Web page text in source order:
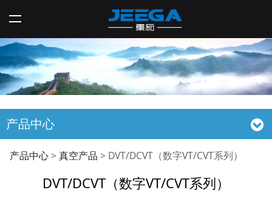
产品中心
DVT/DCVT（数字
VT/CVT系列）
产品中心> 真空产品 > DVT/DCVT（数字VT/CVT系列）
DVT/DCVT（数字VT/CVT系列）